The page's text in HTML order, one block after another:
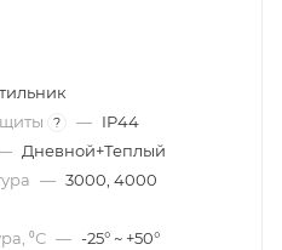
? — IP44
Дневной+Теплый
— 3000, 4000
⁰С — -25° ~ +50°